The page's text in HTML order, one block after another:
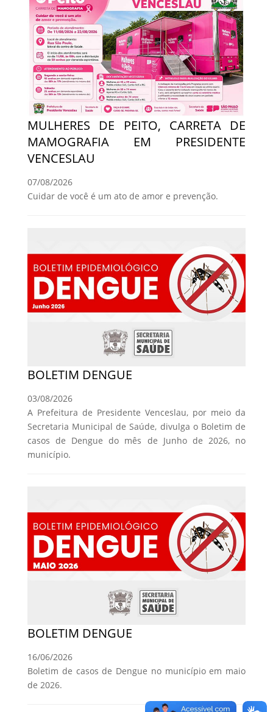
MULHERES DE PEITO, CARRETA DE
MAMOGRAFIA EM PRESIDENTE
VENCESLAU
07/08/2026
Cuidar de você é um ato de amor e prevenção.
BOLETIM DENGUE
03/08/2026
A Prefeitura de Presidente Venceslau, por meio da
Secretaria Municipal de Saúde, divulga o Boletim de
casos de Dengue do mês de Junho de 2026, no
município.
BOLETIM DENGUE
16/06/2026
Boletim de casos de Dengue no município em maio
de 2026.